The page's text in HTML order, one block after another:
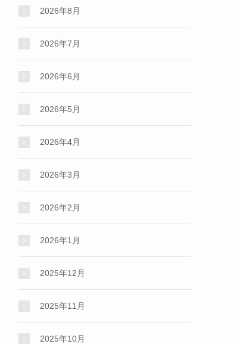
2026年8月
2026年7月
2026年6月
2026年5月
2026年4月
2026年3月
2026年2月
2026年1月
2025年12月
2025年11月
2025年10月